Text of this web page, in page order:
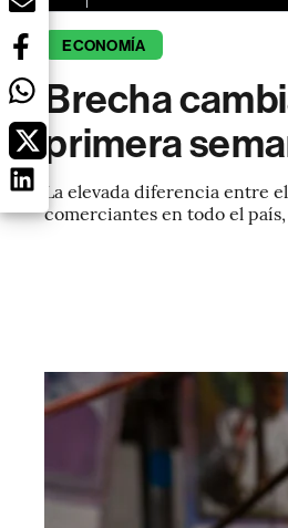
ECONOMÍA
Brecha
primera
La elevada diferencia entre
comerciantes en todo el